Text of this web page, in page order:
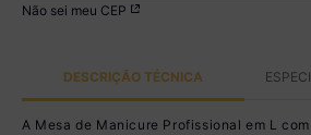
Não sei meu CEP
DESCRIÇÃO TÉCNICA
A Mesa de Manicure Profissional em L